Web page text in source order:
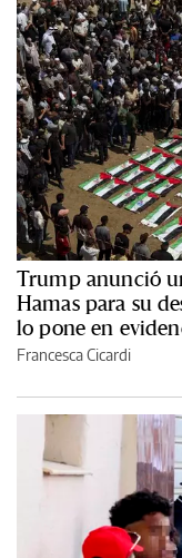
Trump anunció
Hamas para su
lo pone en
Francesca Cicardi